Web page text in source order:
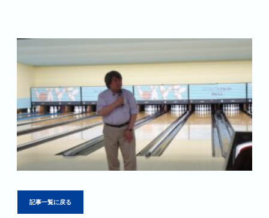
記事一覧に戻る